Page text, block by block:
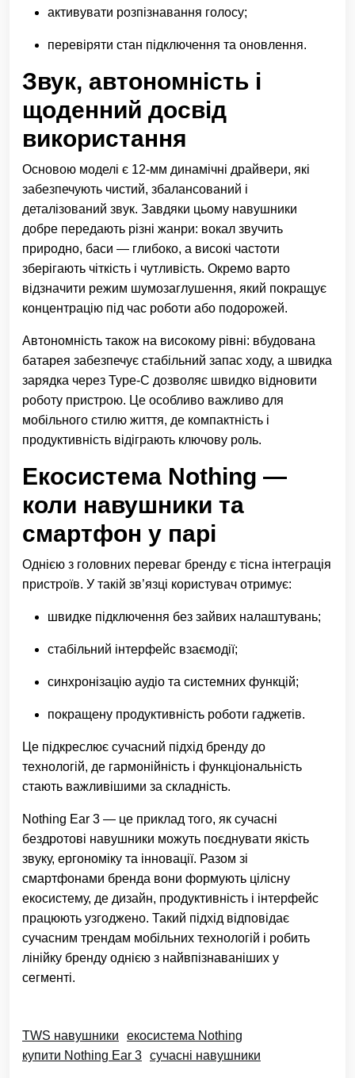
активувати розпізнавання голосу;
перевіряти стан підключення та оновлення.
Звук, автономність і
щоденний досвід
використання
Основою моделі є 12-мм динамічні драйвери, які
забезпечують чистий, збалансований і
деталізований звук. Завдяки цьому навушники
добре передають різні жанри: вокал звучить
природно, баси — глибоко, а високі частоти
зберігають чіткість і чутливість. Окремо варто
відзначити режим шумозаглушення, який покращує
концентрацію під час роботи або подорожей.
Автономність також на високому рівні: вбудована
батарея забезпечує стабільний запас ходу, а швидка
зарядка через Type-C дозволяє швидко відновити
роботу пристрою. Це особливо важливо для
мобільного стилю життя, де компактність і
продуктивність відіграють ключову роль.
Екосистема Nothing —
коли навушники та
смартфон у парі
Однією з головних переваг бренду є тісна інтеграція
пристроїв. У такій зв’язці користувач отримує:
швидке підключення без зайвих налаштувань;
стабільний інтерфейс взаємодії;
синхронізацію аудіо та системних функцій;
покращену продуктивність роботи гаджетів.
Це підкреслює сучасний підхід бренду до
технологій, де гармонійність і функціональність
стають важливішими за складність.
Nothing Ear 3 — це приклад того, як сучасні
бездротові навушники можуть поєднувати якість
звуку, ергономіку та інновації. Разом зі
смартфонами бренда вони формують цілісну
екосистему, де дизайн, продуктивність і інтерфейс
працюють узгоджено. Такий підхід відповідає
сучасним трендам мобільних технологій і робить
лінійку бренду однією з найвпізнаваніших у
сегменті.
TWS навушники
екосистема Nothing
купити Nothing Ear 3 сучасні навушники